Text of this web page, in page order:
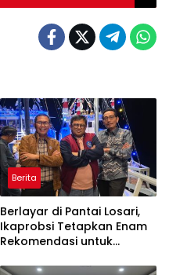
Berita
Berlayar di Pantai Losari,
Ikaprobsi Tetapkan Enam
Rekomendasi untuk